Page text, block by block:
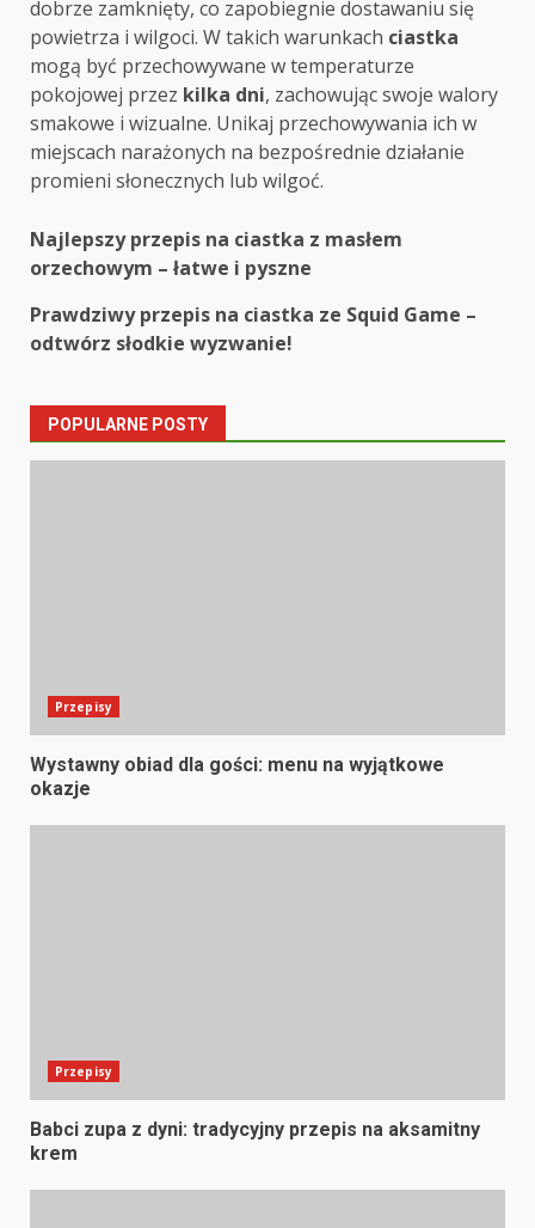
dobrze zamknięty, co zapobiegnie dostawaniu się
powietrza i wilgoci. W takich warunkach ciastka
mogą być przechowywane w temperaturze
pokojowej przez kilka dni, zachowując swoje walory
smakowe i wizualne. Unikaj przechowywania ich w
miejscach narażonych na bezpośrednie działanie
promieni słonecznych lub wilgoć.
Post
navigation
Najlepszy przepis na ciastka z masłem
orzechowym – łatwe i pyszne
Prawdziwy przepis na ciastka ze Squid Game –
odtwórz słodkie wyzwanie!
POPULARNE POSTY
Przepisy
Wystawny obiad dla gości: menu na wyjątkowe
okazje
Przepisy
Babci zupa z dyni: tradycyjny przepis na aksamitny
krem